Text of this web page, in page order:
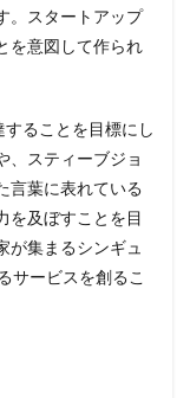
。スタートアップ
を意図して作られ
ることを目標にし
、スティーブジョ
言葉に表れている
を及ぼすことを目
が集まるシンギュ
サービスを創るこ